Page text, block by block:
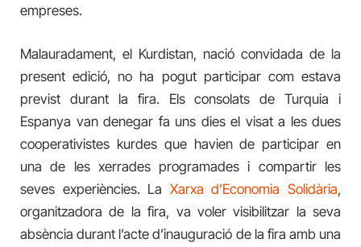
empreses.
Malauradament, el Kurdistan, nació convidada de la
present edició, no ha pogut participar com estava
previst durant la fira. Els consolats de Turquia i
Espanya van denegar fa uns dies el visat a les dues
cooperativistes kurdes que havien de participar en
una de les xerrades programades i compartir les
seves experiències. La Xarxa d’Economia Solidària,
organitzadora de la fira, va voler visibilitzar la seva
absència durant l’acte d’inauguració de la fira amb una